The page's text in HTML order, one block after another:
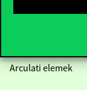
Arculati elemek